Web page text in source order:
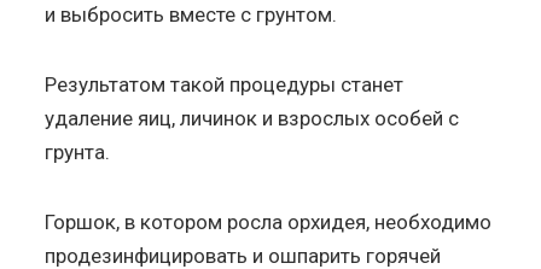
и выбросить вместе с грунтом.
Результатом такой процедуры станет
удаление яиц, личинок и взрослых особей с
грунта.
Горшок, в котором росла орхидея, необходимо
продезинфицировать и ошпарить горячей